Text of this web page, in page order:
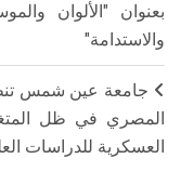
بعنوان "الألوان
والاستدامة"
جامعة عين شمس
المصري في ظل
العسكرية للدراسات